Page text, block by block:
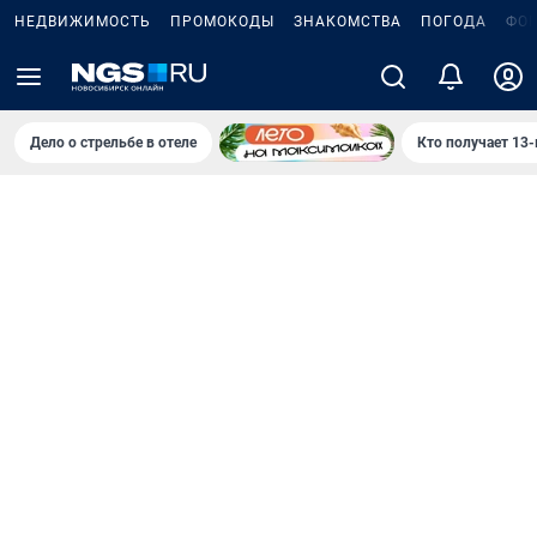
НЕДВИЖИМОСТЬ ПРОМОКОДЫ ЗНАКОМСТВА ПОГОДА
Дело о стрельбе в отеле Кто получает